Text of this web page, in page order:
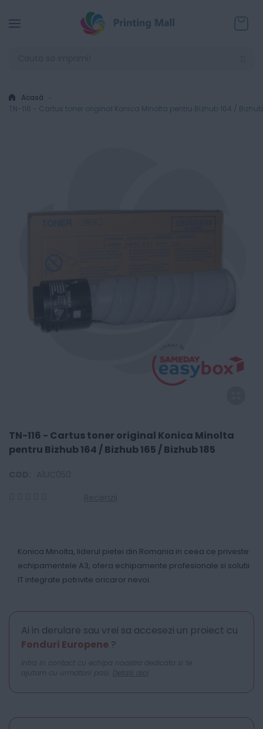
Acasă
TN-116 - Cartus toner original Konica Minolta pentru Bizhub 164 /
TN-116 - Cartus toner original Konica Minolta
pentru Bizhub 164 / Bizhub 165 / Bizhub 185
Konica Minolta, liderul pietei din Romania in ceea ce priveste
echipamentele A3, ofera echipamente profesionale si solutii
IT integrate potrivite oricaror nevoi.
Ai in derulare sau vrei sa accesezi un proiect cu
Fonduri Europene ?
Intra in contact cu echipa noastra dedicata si te
ajutam cu urmatorii pasi. Detalii aici